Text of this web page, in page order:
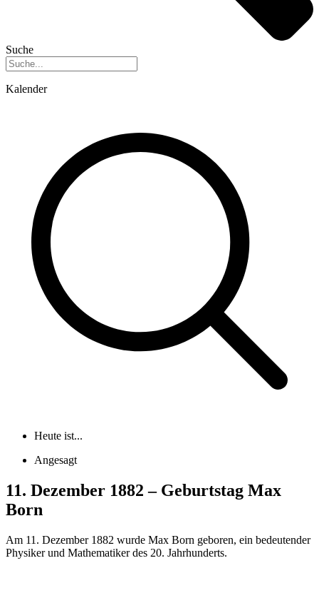
Suche
Kalender
Heute ist...
Angesagt
11. Dezember 1882 – Geburtstag Max
Born
Am 11. Dezember 1882 wurde Max Born geboren, ein bedeutender
Physiker und Mathematiker des 20. Jahrhunderts.